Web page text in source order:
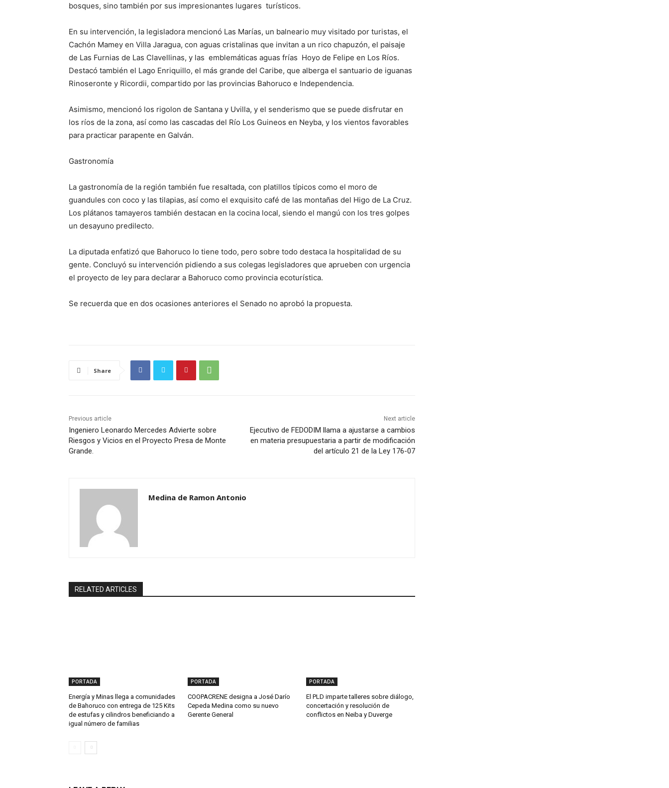
bosques, sino también por sus impresionantes lugares turísticos.
En su intervención, la legisladora mencionó Las Marías, un balneario muy visitado por turistas, el
Cachón Mamey en Villa Jaragua, con aguas cristalinas que invitan a un rico chapuzón, el paisaje
de Las Furnias de Las Clavellinas, y las emblemáticas aguas frías Hoyo de Felipe en Los Ríos.
Destacó también el Lago Enriquillo, el más grande del Caribe, que alberga el santuario de iguanas
Rinoseronte y Ricordii, compartido por las provincias Bahoruco e Independencia.
Asimismo, mencionó los rigolon de Santana y Uvilla, y el senderismo que se puede disfrutar en
los ríos de la zona, así como las cascadas del Río Los Guineos en Neyba, y los vientos favorables
para practicar parapente en Galván.
Gastronomía
La gastronomía de la región también fue resaltada, con platillos típicos como el moro de
guandules con coco y las tilapias, así como el exquisito café de las montañas del Higo de La Cruz.
Los plátanos tamayeros también destacan en la cocina local, siendo el mangú con los tres golpes
un desayuno predilecto.
La diputada enfatizó que Bahoruco lo tiene todo, pero sobre todo destaca la hospitalidad de su
gente. Concluyó su intervención pidiendo a sus colegas legisladores que aprueben con urgencia
el proyecto de ley para declarar a Bahoruco como provincia ecoturística.
Se recuerda que en dos ocasiones anteriores el Senado no aprobó la propuesta.
Share
Previous article
Ingeniero Leonardo Mercedes Advierte sobre
Riesgos y Vicios en el Proyecto Presa de Monte
Grande.
Next article
Ejecutivo de FEDODIM llama a ajustarse a cambios
en materia presupuestaria a partir de modificación
del artículo 21 de la Ley 176-07
Medina de Ramon Antonio
RELATED ARTICLES
PORTADA
Energía y Minas llega a comunidades
de Bahoruco con entrega de 125 Kits
de estufas y cilindros beneficiando a
igual número de familias
PORTADA
COOPACRENE designa a José Darío
Cepeda Medina como su nuevo
Gerente General
PORTADA
El PLD imparte talleres sobre diálogo,
concertación y resolución de
conflictos en Neiba y Duverge